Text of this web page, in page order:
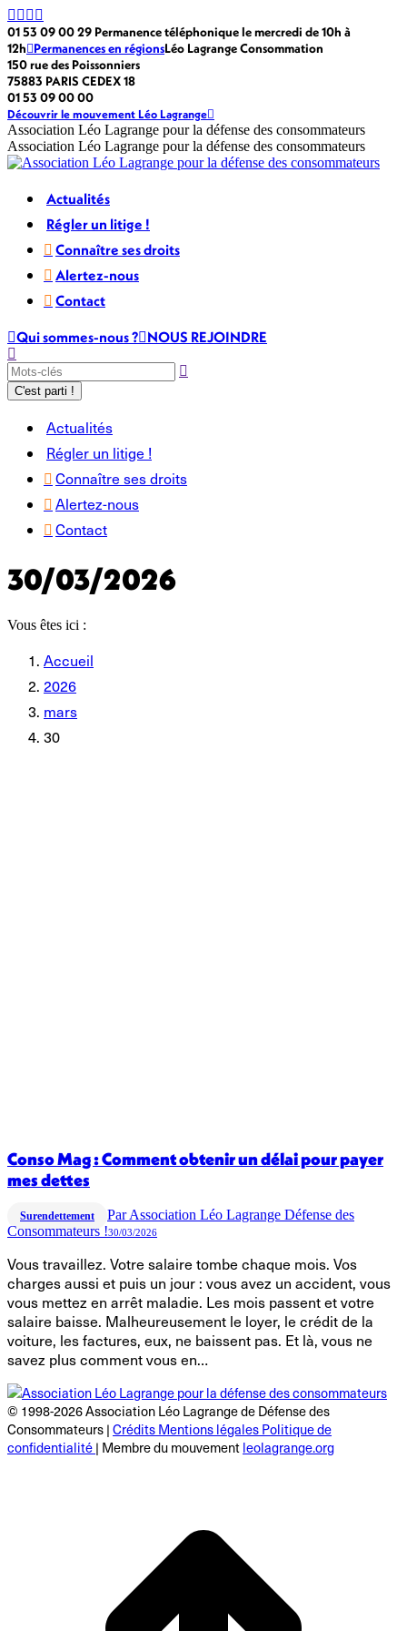
Passer
au
contenu
La
page
Facebook
s'ouvre
dans
une
nouvelle
fenêtre
La
page
LinkedIn
s'ouvre
dans
une
nouvelle
fenêtre
La
page
X
s'ouvre
dans
une
nouvelle
fenêtre
page
Instagram
s'ouvre
dans
une
nouvelle
fenêtre
01 53 09 00 29 Permanence téléphonique le mercredi de 10h à
12h Permanences en régionsLéo Lagrange Consommation
150 rue des Poissonniers
75883 PARIS CEDEX 18
01 53 09 00 00
Découvrir le mouvement Léo Lagrange
Association Léo Lagrange pour la défense des consommateurs
Association Léo Lagrange pour la défense des consommateurs
Actualités
Régler un litige !
Connaître ses droits
Alertez-nous
Contact
Qui sommes-nous ? NOUS REJOINDRE
Recherche
Actualités
Régler un litige !
Connaître ses droits
Alertez-nous
Contact
30/03/2026
Vous êtes ici :
Accueil
2026
mars
30
Conso Mag : Comment obtenir un délai pour payer
mes dettes
Surendettement ParAssociation Léo Lagrange Défense des
Consommateurs !30/03/2026
Vous travaillez. Votre salaire tombe chaque mois. Vos
charges aussi et puis un jour : vous avez un accident, vous
vous mettez en arrêt maladie. Les mois passent et votre
salaire baisse. Malheureusement le loyer, le crédit de la
voiture, les factures, eux, ne baissent pas. Et là, vous ne
savez plus comment vous en…
© 1998-2026 Association Léo Lagrange de Défense des
Consommateurs | Crédits Mentions légales Politique de
confidentialité | Membre du mouvement leolagrange.org